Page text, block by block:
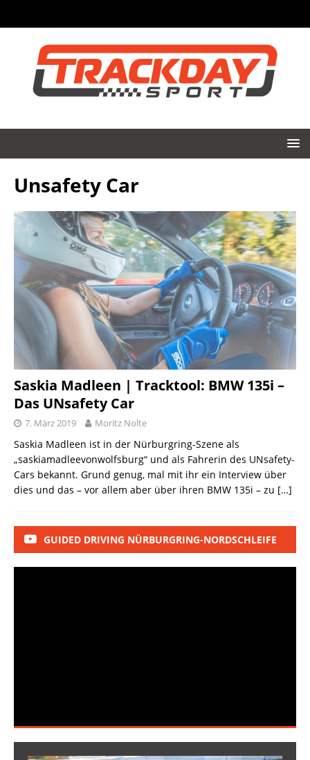
Unsafety Car
Saskia Madleen | Tracktool: BMW 135i –
Das UNsafety Car
7. März 2019 Moritz Nolte
Saskia Madleen ist in der Nürburgring-Szene als
„saskiamadleevonwolfsburg“ und als Fahrerin des UNsafety-
Cars bekannt. Grund genug, mal mit ihr ein Interview über
dies und das – vor allem aber über ihren BMW 135i – zu […]
GUIDED DRIVING NÜRBURGRING-NORDSCHLEIFE